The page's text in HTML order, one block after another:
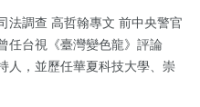
法調查 高哲翰專文 前中央警官
任台視《臺灣變色龍》評論
人，並歷任華夏科技大學、崇